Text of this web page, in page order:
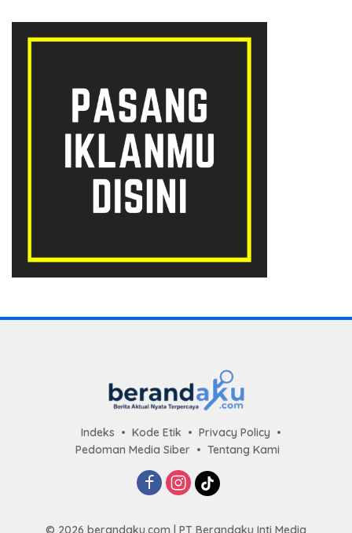
Indeks Kode Etik
Privacy Policy
Pedoman Media Siber
Tentang Kami
© 2026 berandaku.com | PT Berandaku Inti Media